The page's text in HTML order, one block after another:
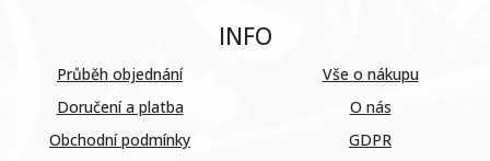
INFO
Průběh objednání
Doručení a platba
Obchodní podmínky
Vše o nákupu
O nás
GDPR